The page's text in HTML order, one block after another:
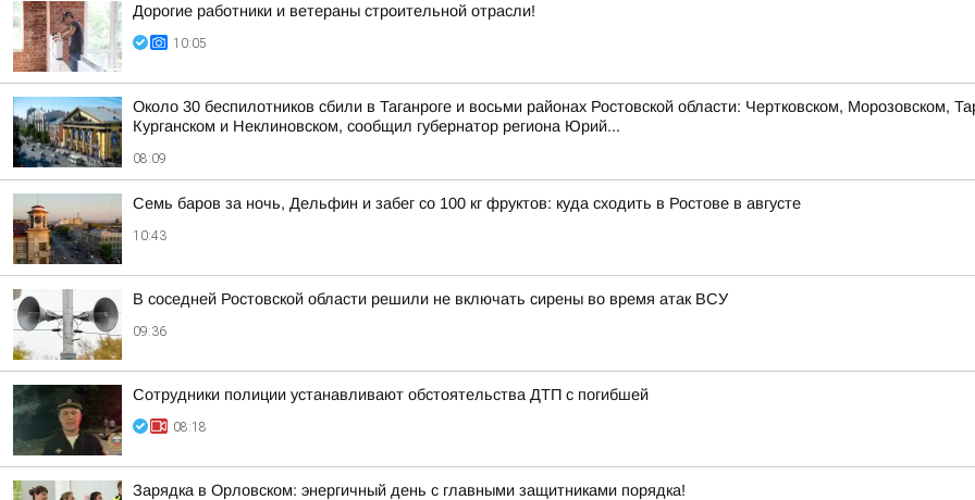
Дорогие работники и ветераны строительной отрасли!
10:05
Около 30 беспилотников сбили в Таганроге и восьми районах Ростовской области: Чертковском,
Курганском и Неклиновском, сообщил губернатор региона Юрий...
08:09
Семь баров за ночь, Дельфин и забег со 100 кг фруктов: куда сходить в Ростове в августе
10:43
В соседней Ростовской области решили не включать сирены во время атак ВСУ
09:36
Сотрудники полиции устанавливают обстоятельства ДТП с погибшей
08:18
Зарядка в Орловском: энергичный день с главными защитниками порядка!